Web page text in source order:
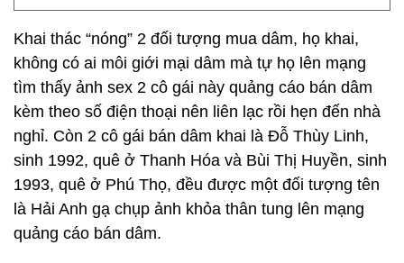
Khai thác “nóng” 2 đối tượng mua dâm, họ khai,
không có ai môi giới mại dâm mà tự họ lên mạng
tìm thấy ảnh sex 2 cô gái này quảng cáo bán dâm
kèm theo số điện thoại nên liên lạc rồi hẹn đến nhà
nghỉ. Còn 2 cô gái bán dâm khai là Đỗ Thùy Linh,
sinh 1992, quê ở Thanh Hóa và Bùi Thị Huyền, sinh
1993, quê ở Phú Thọ, đều được một đối tượng tên
là Hải Anh gạ chụp ảnh khỏa thân tung lên mạng
quảng cáo bán dâm.